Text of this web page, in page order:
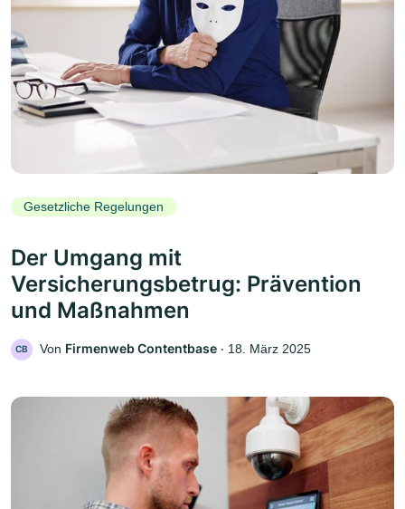
Gesetzliche Regelungen
Der Umgang mit
Versicherungsbetrug: Prävention
und Maßnahmen
CB Von Firmenweb Contentbase ‧ 18. März 2025